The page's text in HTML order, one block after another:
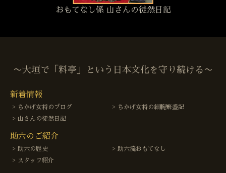
おもてなし係 山さんの徒然日記
〜大垣で「料亭」という日本文化を守り続ける〜
新着情報
ちかげ女将のブログ
ちかげ女将の細腕繁盛記
山さんの徒然日記
助六のご紹介
助六の歴史
助六流おもてなし
スタッフ紹介